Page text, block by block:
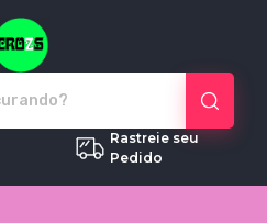
Crozs - Camisetas e produtos
Rastreie seu
Pedido